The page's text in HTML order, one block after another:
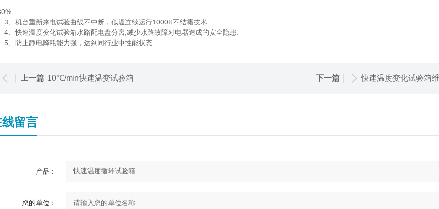
机台重新来电试验曲线不中断，低温连续运行1000H不结霜技术.
快速温度变化试验箱水路配电盘分离,减少水路故障对电器造成的安全隐患.
防止静电降耗能力强，达到同行业中性能状态.
上一篇 10℃/min快速温变试验箱 下一篇 快速温度变化试验箱
线留言
产品：
您的单位：